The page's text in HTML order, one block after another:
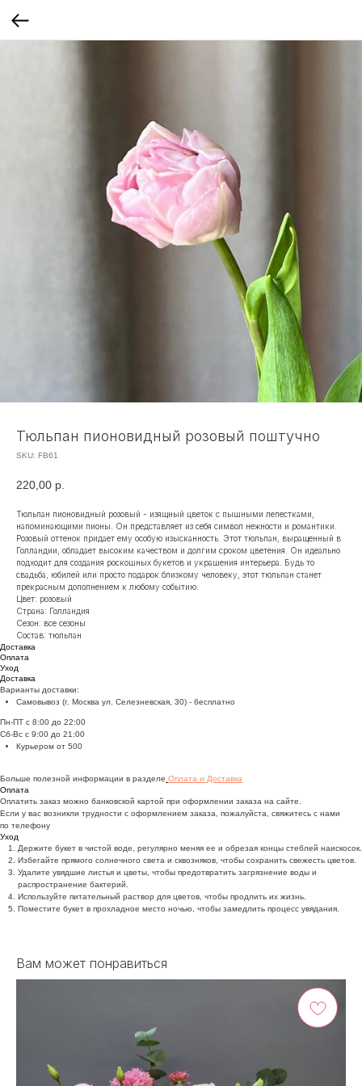
Тюльпан пионовидный розовый поштучно
SKU: FB61
220,00 р.
Тюльпан пионовидный розовый - изящный цветок с пышными лепестками,
напоминающими пионы. Он представляет из себя символ нежности и романтики.
Розовый оттенок придает ему особую изысканность. Этот тюльпан, выращенный в
Голландии, обладает высоким качеством и долгим сроком цветения. Он идеально
подходит для создания роскошных букетов и украшения интерьера. Будь то
свадьба, юбилей или просто подарок близкому человеку, этот тюльпан станет
прекрасным дополнением к любому событию.
Цвет: розовый
Страна: Голландия
Сезон: все сезоны
Состав: тюльпан
Доставка
Оплата
Уход
Доставка
Варианты доставки:
Самовывоз (г. Москва ул. Селезневская, 30) - бесплатно
Пн-ПТ с 8:00 до 22:00
Сб-Вс с 9:00 до 21:00
Курьером от 500
Больше полезной информации в разделе Оплата и Доставка
Оплата
Оплатить заказ можно банковской картой при оформлении заказа на сайте.
Если у вас возникли трудности с оформлением заказа, пожалуйста, свяжитесь с нами
по телефону
Уход
Держите букет в чистой воде, регулярно меняя ее и обрезая концы стеблей наискосок.
Избегайте прямого солнечного света и сквозняков, чтобы сохранить свежесть цветов.
Удалите увядшие листья и цветы, чтобы предотвратить загрязнение воды и
распространение бактерий.
Используйте питательный раствор для цветов, чтобы продлить их жизнь.
Поместите букет в прохладное место ночью, чтобы замедлить процесс увядания.
Вам может понравиться